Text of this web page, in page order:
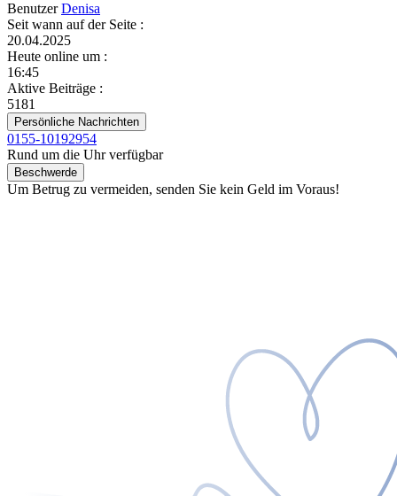
BenutzerDenisa
Seit wann auf der Seite :
20.04.2025
Heute online um :
16:45
Aktive Beiträge :
5181
Persönliche Nachrichten
0155-10192954
Rund um die Uhr verfügbar
Beschwerde
Um Betrug zu vermeiden, senden Sie kein Geld im Voraus!